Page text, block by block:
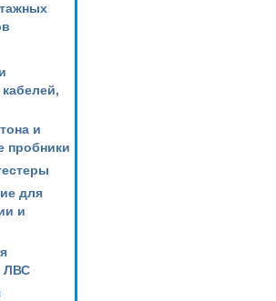
и
пробники
для
и
ЛВС